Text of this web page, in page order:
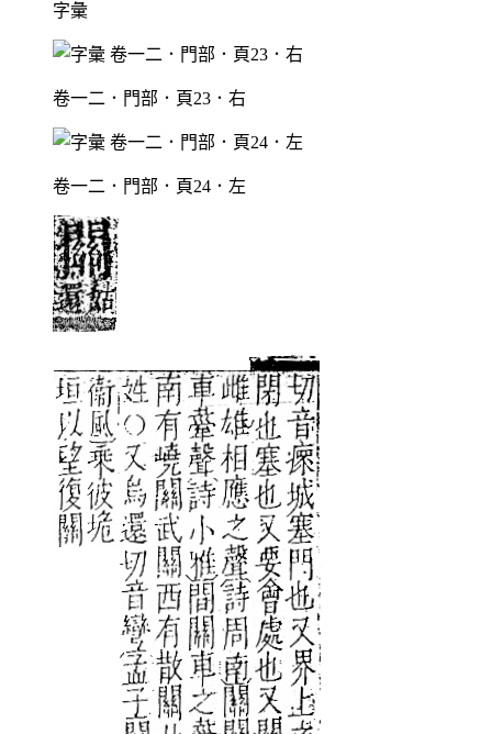
字彙
卷一二．門部．頁23．右
卷一二．門部．頁24．左